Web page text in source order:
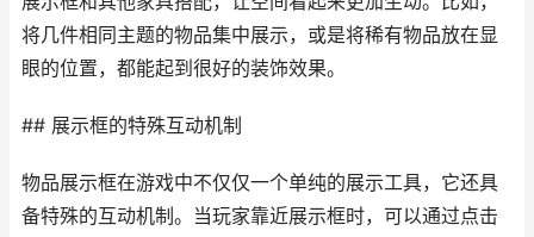
将几件相同主题的物品集中展示，或是将稀有物品放在显
眼的位置，都能起到很好的装饰效果。
## 展示框的特殊互动机制
物品展示框在游戏中不仅仅一个单纯的展示工具，它还具
备特殊的互动机制。当玩家靠近展示框时，可以通过点击